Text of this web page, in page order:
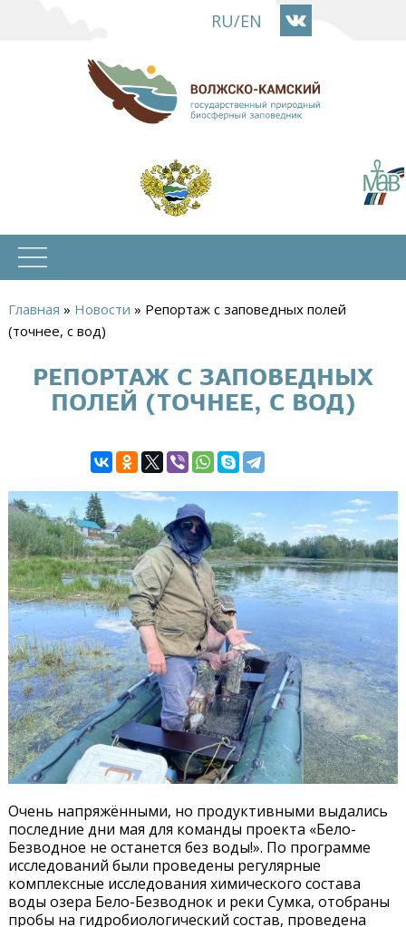
основному
содержанию
RU/EN
Вы
здесь
Главная » Новости » Репортаж с заповедных полей
(точнее, с вод)
РЕПОРТАЖ С ЗАПОВЕДНЫХ
ПОЛЕЙ (ТОЧНЕЕ, С ВОД)
Очень напряжёнными, но продуктивными выдались
последние дни мая для команды проекта «Бело-
Безводное не останется без воды!». По программе
исследований были проведены регулярные
комплексные исследования химического состава
воды озера Бело-Безводнок и реки Сумка, отобраны
пробы на гидробиологический состав, проведена